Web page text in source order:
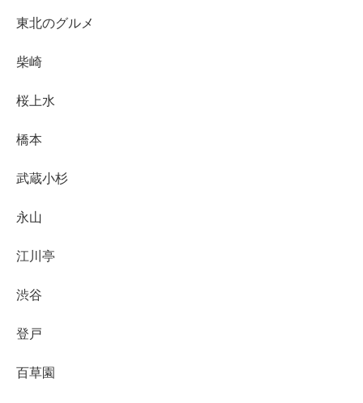
東北のグルメ
柴崎
桜上水
橋本
武蔵小杉
永山
江川亭
渋谷
登戸
百草園